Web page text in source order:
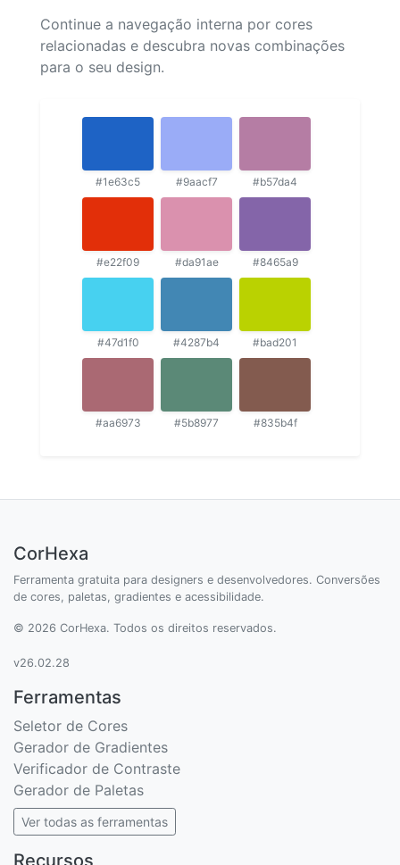
Continue a navegação interna por cores
relacionadas e descubra novas combinações
para o seu design.
#1e63c5 #9aacf7 #b57da4
#e22f09 #da91ae #8465a9
#47d1f0 #4287b4 #bad201
#aa6973 #5b8977 #835b4f
CorHexa
Ferramenta gratuita para designers e desenvolvedores. Conversões
de cores, paletas, gradientes e acessibilidade.
© 2026 CorHexa. Todos os direitos reservados.
v26.02.28
Ferramentas
Seletor de Cores
Gerador de Gradientes
Verificador de Contraste
Gerador de Paletas
Ver todas as ferramentas
Recursos